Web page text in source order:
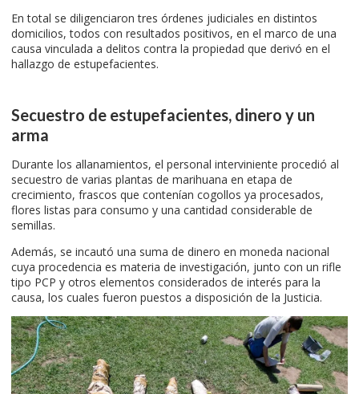
En total se diligenciaron tres órdenes judiciales en distintos
domicilios, todos con resultados positivos, en el marco de una
causa vinculada a delitos contra la propiedad que derivó en el
hallazgo de estupefacientes.
Secuestro de estupefacientes, dinero y un
arma
Durante los allanamientos, el personal interviniente procedió al
secuestro de varias plantas de marihuana en etapa de
crecimiento, frascos que contenían cogollos ya procesados,
flores listas para consumo y una cantidad considerable de
semillas.
Además, se incautó una suma de dinero en moneda nacional
cuya procedencia es materia de investigación, junto con un rifle
tipo PCP y otros elementos considerados de interés para la
causa, los cuales fueron puestos a disposición de la Justicia.